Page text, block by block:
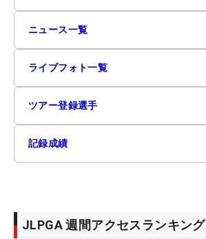
ニュース一覧
ライブフォト一覧
ツアー登録選手
記録成績
JLPGA 週間アクセスランキング